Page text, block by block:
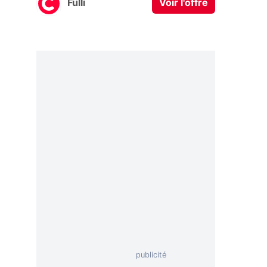
Fulli Voir l'offre